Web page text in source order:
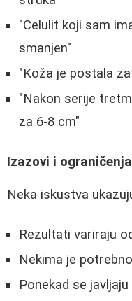
"Celulit koji sam
smanjen"
"Koža je postala
"Nakon serije
za 6-8 cm"
Izazovi i ograničenja
Neka iskustva
Rezultati variraju
Nekima je
Ponekad se